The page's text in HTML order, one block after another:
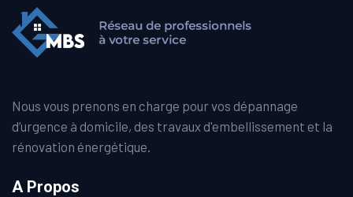
Nous vous prenons en charge pour vos dépannage
d’urgence à domicile, des travaux d'embellissement et la
rénovation énergétique.
A Propos